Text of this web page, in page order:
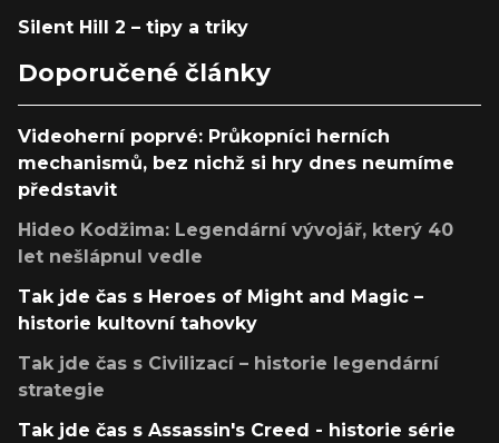
Silent Hill 2 – tipy a triky
Doporučené články
Videoherní poprvé: Průkopníci herních
mechanismů, bez nichž si hry dnes neumíme
představit
Hideo Kodžima: Legendární vývojář, který 40
let nešlápnul vedle
Tak jde čas s Heroes of Might and Magic –
historie kultovní tahovky
Tak jde čas s Civilizací – historie legendární
strategie
Tak jde čas s Assassin's Creed - historie série